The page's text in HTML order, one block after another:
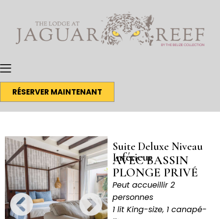
RÉSERVER MAINTENANT
Suite Deluxe Niveau
Inférieur
AVEC BASSIN
PLONGE PRIVÉ
Peut accueillir 2
personnes
1 lit King-size, 1 canapé-